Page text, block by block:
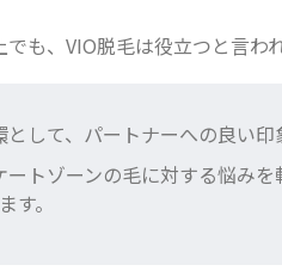
も、VIO脱毛は役立つと言わ
して、パートナーへの良い印
ートゾーンの毛に対する悩み
す。